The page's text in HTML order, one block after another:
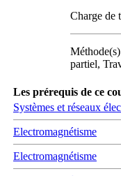
Charge de
partiel,
Les prérequis de ce
Systèmes et réseaux
Electromagnétisme
Electromagnétisme